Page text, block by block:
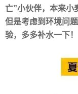
亡”小伙伴，本来小
但是考虑到环境问
验，多多补水一下！